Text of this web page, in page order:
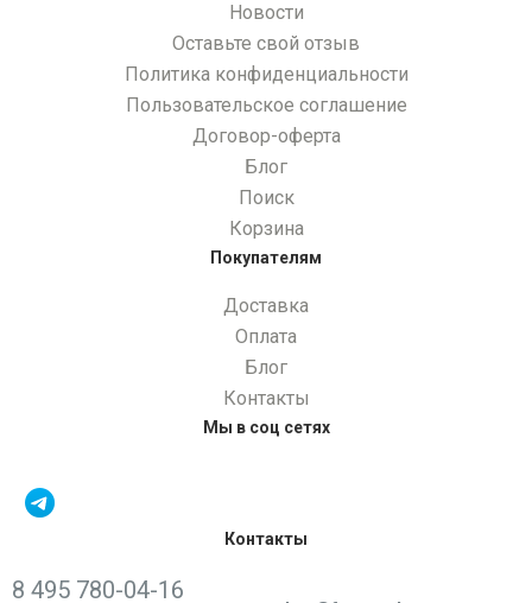
Новости
Оставьте свой отзыв
Политика конфиденциальности
Пользовательское соглашение
Договор-оферта
Блог
Поиск
Корзина
Покупателям
Доставка
Оплата
Блог
Контакты
Мы в соц сетях
Контакты
8 495 780-04-16